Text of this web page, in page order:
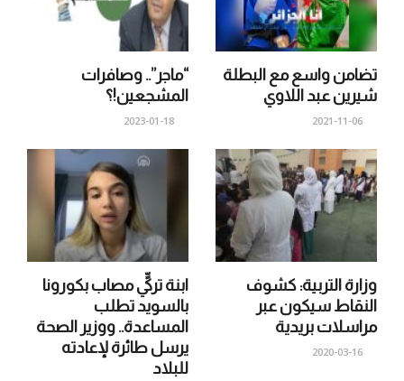
“ماجر”.. وصافرات
المشجعين!؟
2023-01-18
تضامن واسع مع البطلة
شيرين عبد اللاوي
2021-11-06
ابنة تركيٍّ مصاب بكورونا
بالسويد تطلب
المساعدة.. ووزير الصحة
يرسل طائرة لإعادته
للبلاد
وزارة التربية: كشوف
النقاط سيكون عبر
مراسلات بريدية
2020-03-16